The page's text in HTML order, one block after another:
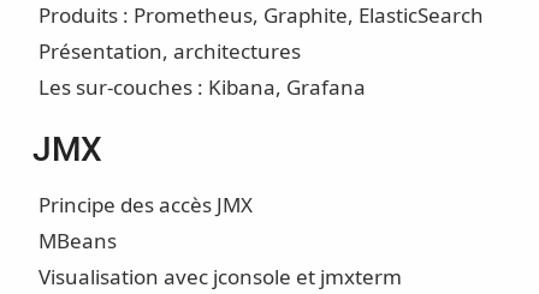
Produits : Prometheus, Graphite, ElasticSearch
Présentation, architectures
Les sur-couches : Kibana, Grafana
JMX
Principe des accès JMX
MBeans
Visualisation avec jconsole et jmxterm